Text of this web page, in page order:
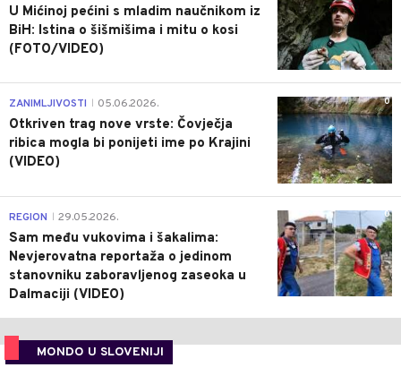
U Mićinoj pećini s mladim naučnikom iz
BiH: Istina o šišmišima i mitu o kosi
(FOTO/VIDEO)
0
ZANIMLJIVOSTI 05.06.2026.
Otkriven trag nove vrste: Čovječja
ribica mogla bi ponijeti ime po Krajini
(VIDEO)
0
REGION 29.05.2026.
Sam među vukovima i šakalima:
Nevjerovatna reportaža o jedinom
stanovniku zaboravljenog zaseoka u
Dalmaciji (VIDEO)
MONDO U SLOVENIJI